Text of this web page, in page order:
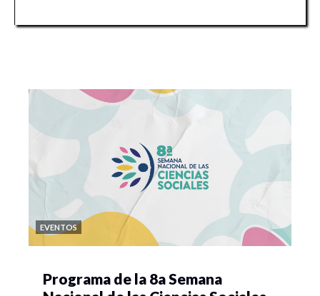
EVENTOS
Programa de la 8a Semana